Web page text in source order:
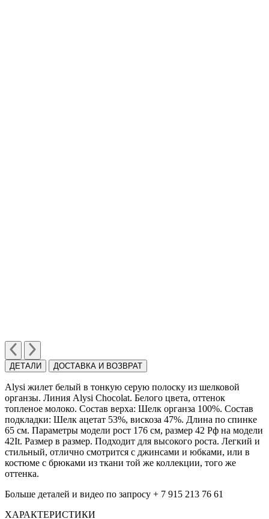
ДЕТАЛИ ДОСТАВКА И ВОЗВРАТ
Alysi жилет белый в тонкую серую полоску из шелковой
органзы. Линия Alysi Chocolat. Белого цвета, оттенок
топленое молоко. Cостав верха: Шелк органза 100%. Cостав
подкладки: Шелк ацетат 53%, вискоза 47%. Длина по спинке
65 см. Параметры модели рост 176 см, размер 42 Рф на модели
42It. Размер в размер. Подходит для высокого роста. Легкий и
стильный, отлично смотрится с джинсами и юбками, или в
костюме с брюками из ткани той же коллекции, того же
оттенка.
Больше деталей и видео по запросу + 7 915 213 76 61
ХАРАКТЕРИСТИКИ